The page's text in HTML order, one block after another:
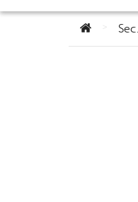
Você está